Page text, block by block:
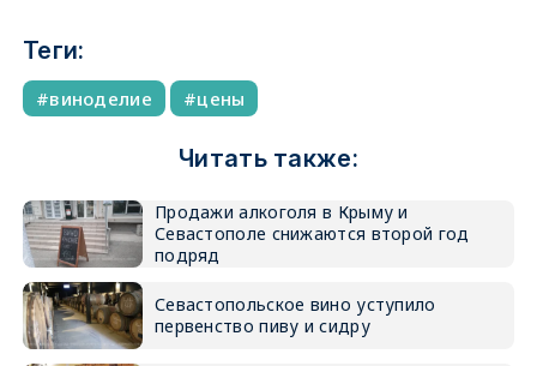
Теги:
виноделие цены
Читать также:
Продажи алкоголя в Крыму и
Севастополе снижаются второй год
подряд
Севастопольское вино уступило
первенство пиву и сидру